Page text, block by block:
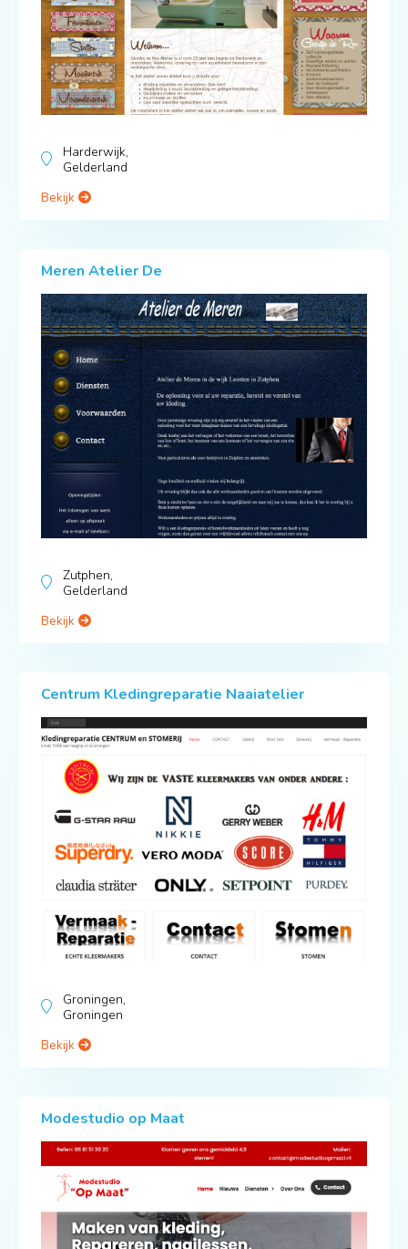
Harderwijk,
Gelderland
Bekijk
Meren Atelier De
Zutphen,
Gelderland
Bekijk
Centrum Kledingreparatie Naaiatelier
Groningen,
Groningen
Bekijk
Modestudio op Maat